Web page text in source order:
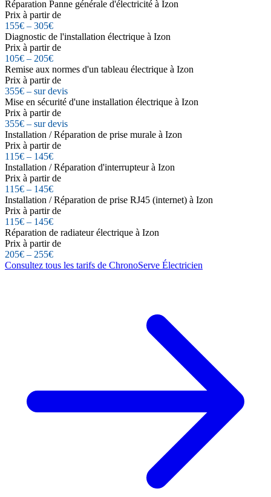
Réparation Panne générale d'électricité à Izon
Prix à partir de
155€ – 305€
Diagnostic de l'installation électrique à Izon
Prix à partir de
105€ – 205€
Remise aux normes d'un tableau électrique à Izon
Prix à partir de
355€ – sur devis
Mise en sécurité d'une installation électrique à Izon
Prix à partir de
355€ – sur devis
Installation / Réparation de prise murale à Izon
Prix à partir de
115€ – 145€
Installation / Réparation d'interrupteur à Izon
Prix à partir de
115€ – 145€
Installation / Réparation de prise RJ45 (internet) à Izon
Prix à partir de
115€ – 145€
Réparation de radiateur électrique à Izon
Prix à partir de
205€ – 255€
Consultez tous les tarifs de ChronoServe Électricien